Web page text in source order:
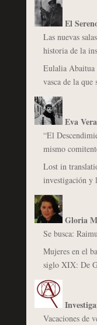
El
Las nuevas
historia de la
Eulalia
vasca de la que
Eva
“El
mismo
Lost in
investigación y
Gloria
Se busca:
Mujeres en el
siglo XIX: De
Vacaciones de